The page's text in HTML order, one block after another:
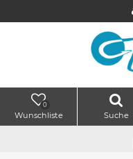
0
Wunschliste Suche